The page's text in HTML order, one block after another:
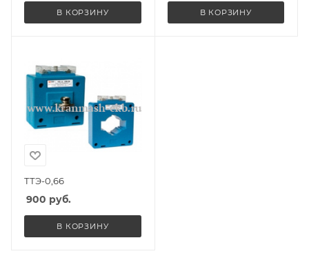
В КОРЗИНУ В КОРЗИНУ
ТТЭ-0,66
900 руб.
В КОРЗИНУ